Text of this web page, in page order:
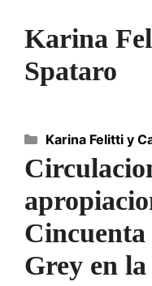
Karina
Spataro
Cincuenta
Grey en
Categorías
Karina Felitti y